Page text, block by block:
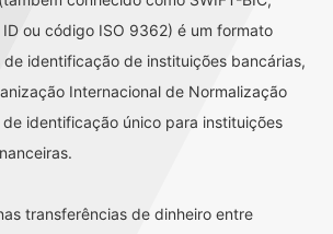
ou código ISO 9362) é um formato
identificação de instituições bancárias,
Internacional de Normalização
de identificação único para instituições
transferências de dinheiro entre